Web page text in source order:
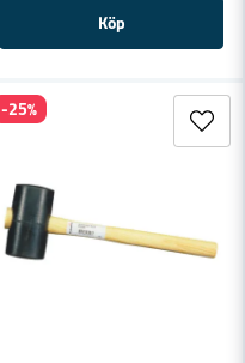
Köp
-25%